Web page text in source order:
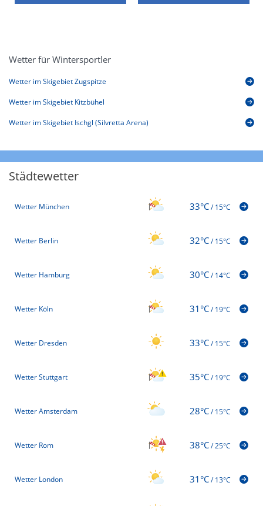
Wetter für Wintersportler
Wetter im Skigebiet Zugspitze
Wetter im Skigebiet Kitzbühel
Wetter im Skigebiet Ischgl (Silvretta Arena)
Städtewetter
Wetter München 33°C/15°C
Wetter Berlin 32°C/15°C
Wetter Hamburg 30°C/14°C
Wetter Köln 31°C/19°C
Wetter Dresden 33°C/15°C
Wetter Stuttgart 35°C/19°C
Wetter Amsterdam 28°C/15°C
Wetter Rom 38°C/25°C
Wetter London 31°C/13°C